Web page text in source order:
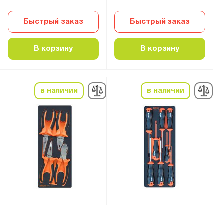
Быстрый заказ
В корзину
Быстрый заказ
В корзину
в наличии в наличии